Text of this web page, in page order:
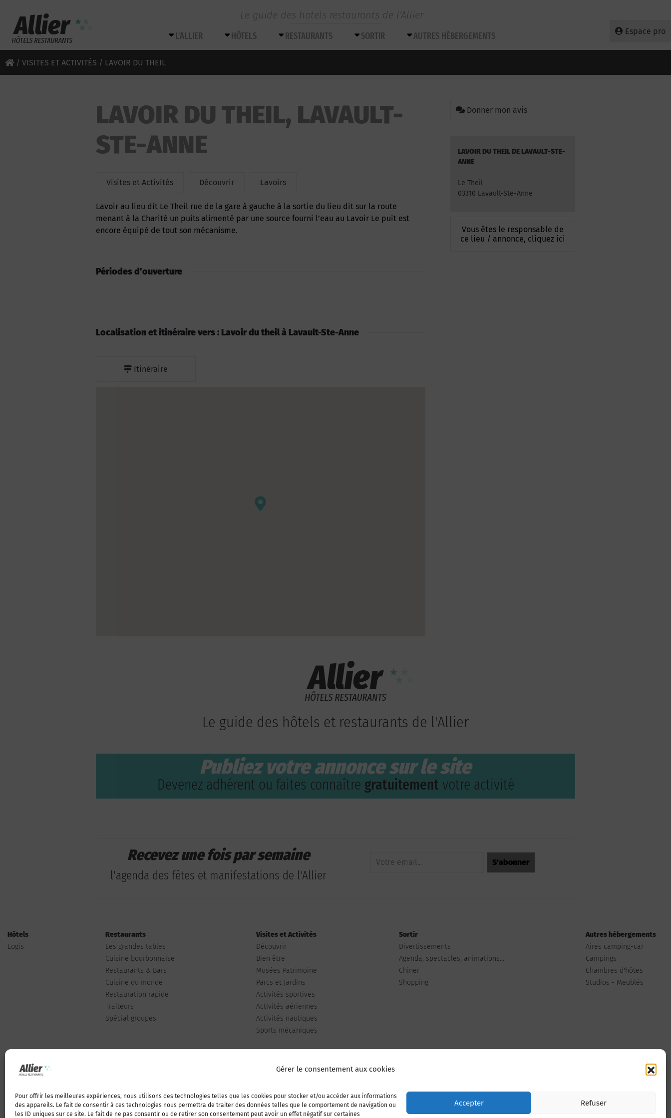
Gérer le consentement aux cookies
Pour offrir les meilleures expériences, nous utilisons des technologies telles que les cookies pour stocker et/ou accéder aux informations
des appareils. Le fait de consentir à ces technologies nous permettra de traiter des données telles que le comportement de navigation ou
les ID uniques sur ce site. Le fait de ne pas consentir ou de retirer son consentement peut avoir un effet négatif sur certaines
Accepter Refuser
Le guide des hotels restaurants de l’Allier
Espace pro
L’ALLIER HÔTELS RESTAURANTS SORTIR AUTRES HÉBERGEMENTS
/ VISITES ET ACTIVITÉS / LAVOIR DU THEIL
LAVOIR DU THEIL, LAVAULT-
STE-ANNE
Visites et Activités Découvrir Lavoirs
Lavoir au lieu dit Le Theil rue de la gare à gauche à la sortie du lieu dit sur la route
menant à la Charité un puits alimenté par une source fourni l’eau au Lavoir Le puit est
encore équipé de tout son mécanisme.
Donner mon avis
LAVOIR DU THEIL DE LAVAULT-STE-
ANNE
Le Theil
03310 Lavault-Ste-Anne
Vous êtes le responsable de
ce lieu / annonce, cliquez ici
Périodes d'ouverture
Localisation et itinéraire vers : Lavoir du theil à Lavault-Ste-Anne
Itinéraire
Le guide des hôtels et restaurants de l'Allier
Publiez votre annonce sur le site
Devenez adhérent ou faites connaître gratuitement votre activité
Recevez une fois par semaine
l'agenda des fêtes et manifestations de l'Allier
Hôtels
Logis
Restaurants
Les grandes tables
Cuisine bourbonnaise
Restaurants & Bars
Cuisine du monde
Restauration rapide
Traiteurs
Spécial groupes
Visites et Activités
Découvrir
Bien être
Musées Patrimoine
Parcs et Jardins
Activités sportives
Activités aériennes
Activités nautiques
Sports mécaniques
Sortir
Divertissements
Agenda, spectacles, animations...
Chiner
Shopping
Autres hébergements
Aires camping-car
Campings
Chambres d'hôtes
Studios - Meublés
Qui sommes-nous Publiez votre annonce Adhérer à l’association Nous contacter